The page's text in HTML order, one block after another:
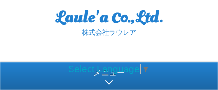
株式会社ラウレア
Select Language ▼
メニュー